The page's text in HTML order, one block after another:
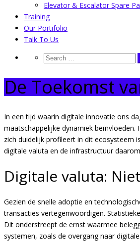
Elevator & Escalator Spare
Training
Our Portifolio
Talk To Us
De Toekomst
In een tijd waarin digitale innovatie ons
maatschappelijke dynamiek
zich duidelijk profileert in dit ecosysteem is
digitale valuta en de infrastructuur
Digitale valuta:
Gezien de snelle adoptie en
transacties vertegenwoordigen.
Dit onderstreept de ernst waarmee
systemen, zoals de overgang naar